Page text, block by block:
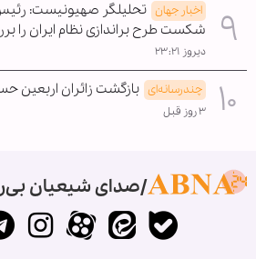
اخبار جهان تحلیلگر صهیونیست:
شکست طرح براندازی نظام ایران را
دیروز ۲۳:۲۱
چندرسانه‌ای بازگشت زائران اربعین
۳ روز قبل
صدای شیعیان